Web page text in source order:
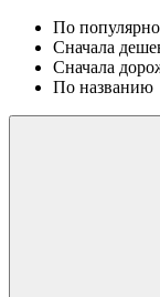
По
Сначала
Сначала
По названию